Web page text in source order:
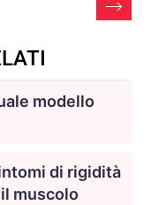
modello
di rigidità
muscolo